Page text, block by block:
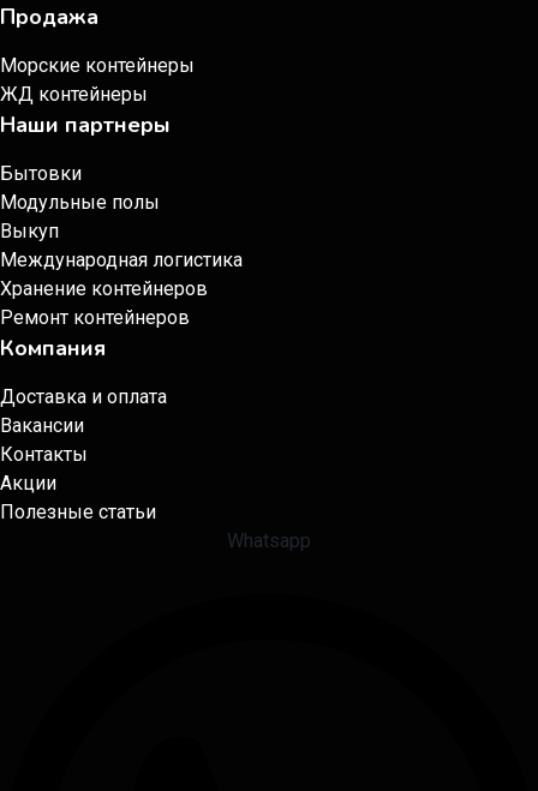
Продажа
Морские контейнеры
ЖД контейнеры
Наши партнеры
Бытовки
Модульные полы
Выкуп
Международная логистика
Хранение контейнеров
Ремонт контейнеров
Компания
Доставка и оплата
Вакансии
Контакты
Акции
Полезные статьи
Whatsapp